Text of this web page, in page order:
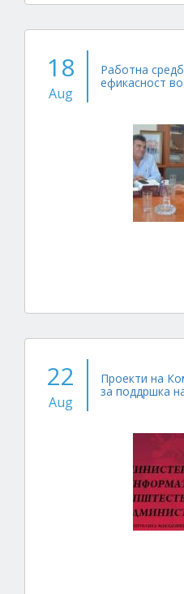
18
Aug
Работна
ефикасност
22
Aug
Проекти на
за поддршка